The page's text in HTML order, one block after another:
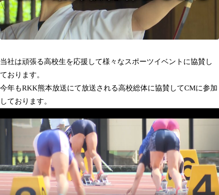
当社は頑張る高校生を応援して様々なスポーツイベントに協賛し
ております。
今年もRKK熊本放送にて放送される高校総体に協賛してCMに参加
しております。